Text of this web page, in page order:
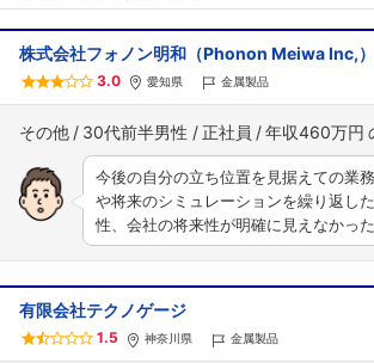
株式会社フォノン明和（Phonon Meiwa Inc,）
3.0 愛知県 金属製品
その他 30代前半男性 正社員 年収460万円
今後の自分の立ち位置を見据えての業
や将来のシミュレーションを繰り返し
性、会社の将来性が明確に見えなかっ
有限会社テクノゲージ
1.5 神奈川県 金属製品